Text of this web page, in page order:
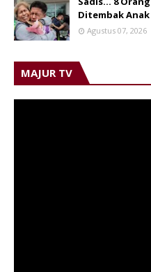
Ditembak
Agustus 07, 2026
MAJUR TV